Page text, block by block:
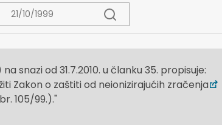
na snazi od 31.7.2010. u članku 35. propisuje:
Zakon o zaštiti od neionizirajućih zračenja
105/99.)."